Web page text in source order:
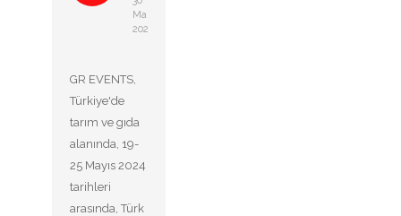
Mai
2024
GR EVENTS,
Türkiye'de
tarım ve gıda
alanında, 19-
25 Mayıs 2024
tarihleri
arasında, Türk